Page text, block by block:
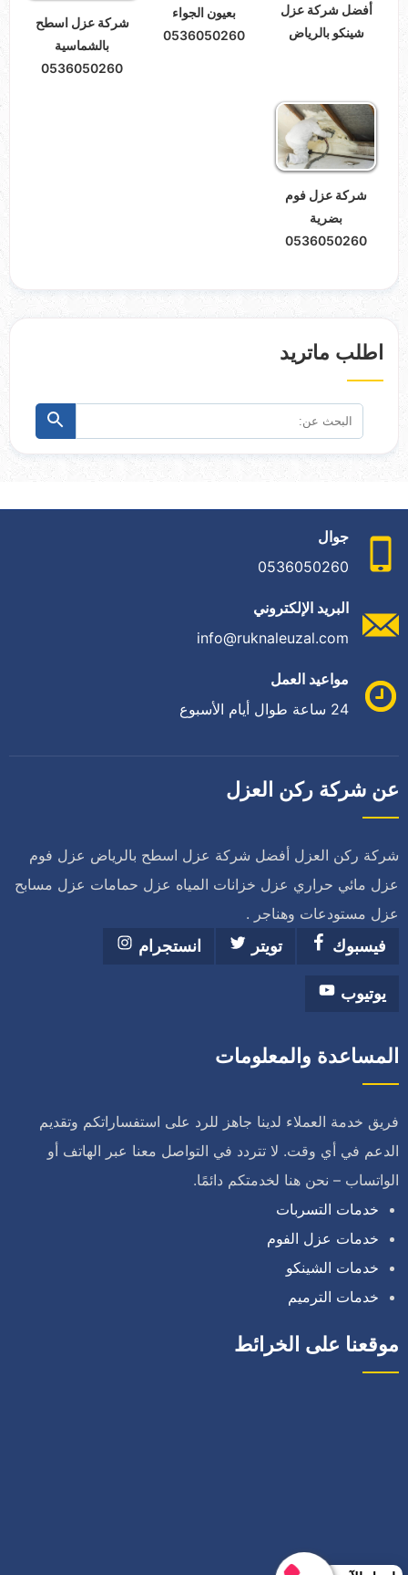
أفضل شركة عزل
شينكو بالرياض
بعيون الجواء
0536050260
شركة عزل اسطح
بالشماسية
0536050260
شركة عزل فوم
بضرية
0536050260
اطلب ماتريد
البحث
عن:
ابحث
جوال
0536050260
البريد الإلكتروني
info@ruknaleuzal.com
مواعيد العمل
24 ساعة طوال أيام الأسبوع
عن شركة ركن العزل
شركة ركن العزل أفضل شركة عزل اسطح بالرياض عزل فوم
عزل مائي حراري عزل خزانات المياه عزل حمامات عزل مسابح
عزل مستودعات وهناجر .
فيسبوك
تويتر انستجرام
يوتيوب
المساعدة والمعلومات
فريق خدمة العملاء لدينا جاهز للرد على استفساراتكم وتقديم
الدعم في أي وقت. لا تتردد في التواصل معنا عبر الهاتف أو
الواتساب – نحن هنا لخدمتكم دائمًا.
خدمات التسربات
خدمات عزل الفوم
خدمات الشينكو
خدمات الترميم
موقعنا على الخرائط